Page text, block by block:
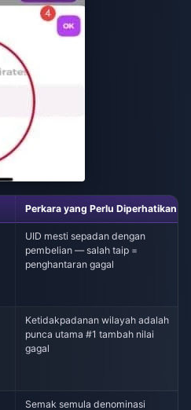
Perkara yang Perlu Diperhatikan
UID mesti sepadan dengan
pembelian — salah taip =
penghantaran gagal
Ketidakpadanan wilayah adalah
punca utama #1 tambah nilai
gagal
Semak semula denominasi